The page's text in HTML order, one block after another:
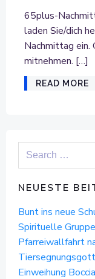
65plus-
laden Sie/dich
Nachmittag ein.
mitnehmen. […]
READ MORE
Search
NEUESTE
Bunt ins neue
Spirituelle
Pfarreiwallfahrt
Einweihung